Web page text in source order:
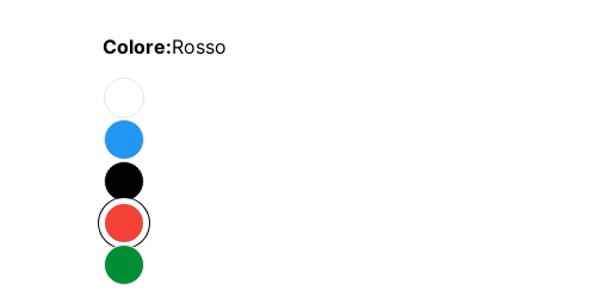
Colore:Rosso